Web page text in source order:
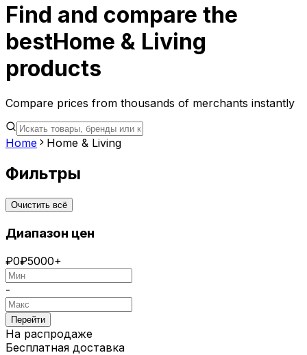
Find and compare the
bestHome & Living
products
Compare prices from thousands of merchants instantly
Home Home & Living
Фильтры
Очистить всё
Диапазон цен
₽0₽5000+
-
Перейти
На распродаже
Бесплатная доставка